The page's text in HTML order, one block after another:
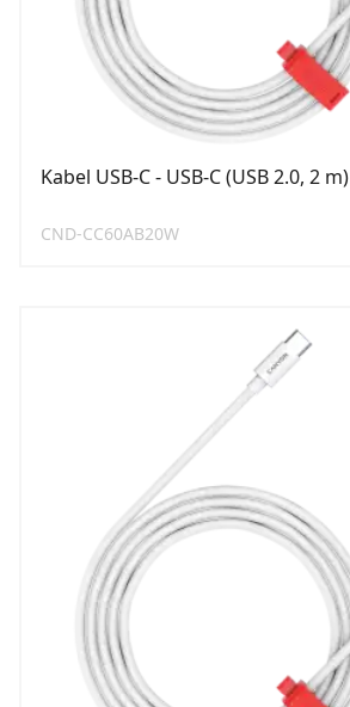
Kabel USB-C - USB-C (USB 2.0, 2 m)
CND-CC60AB20W